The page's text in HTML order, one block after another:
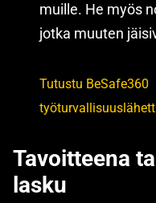
muille. He myös
jotka muuten
Tutustu BeSafe360
Tavoitteena
lasku